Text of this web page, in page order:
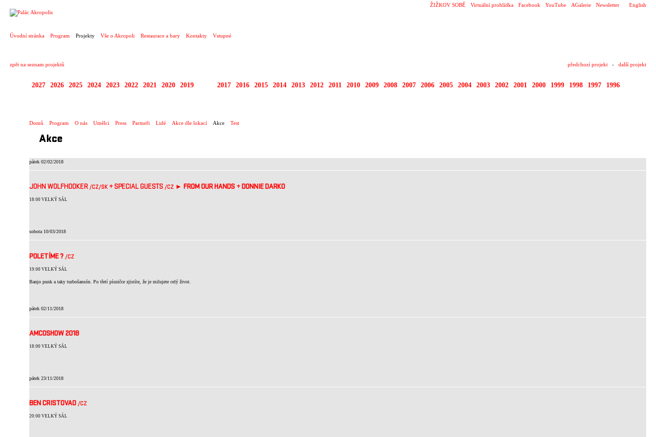
English
ŽIŽKOV SOBĚ Virtuální prohlídka Facebook YouTube AGalerie Newsletter
Úvodní stránka Program Projekty Vše o Akropoli Restaurace a bary Kontakty Vstupné
zpět na seznam projektů předchozí projekt - další projekt
2027 2026 2025 2024 2023 2022 2021 2020 2019 2017 2016 2015 2014 2013 2012 2011 2010 2009 2008 2007 2006 2005 2004 2003 2002 2001 2000 1999 1998 1997 1996
Domů Program O nás Umělci Press Partneři Lidé Akce dle lokací Akce Test
Akce
pátek 02/02/2018
JOHN WOLFHOOKER /CZ/SK +SPECIAL GUESTS /CZ ► FROM OUR HANDS +DONNIE DARKO
18:00 VELKÝ SÁL
sobota 10/03/2018
POLETÍME ? /CZ
19:00 VELKÝ SÁL
Banjo punk a taky turbošansón. Po třetí písničce zjistíte, že je milujete celý život.
pátek 02/11/2018
AMCOSHOW 2018
18:00 VELKÝ SÁL
pátek 23/11/2018
BEN CRISTOVAO /CZ
20:00 VELKÝ SÁL